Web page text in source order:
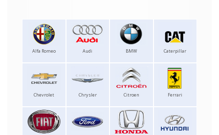
Alfa Romeo Audi BMW Caterpillar
Chevrolet Chrysler Citroen Ferrari